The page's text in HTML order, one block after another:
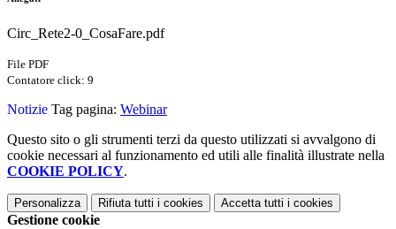
Circ_Rete2-0_CosaFare.pdf
File PDF
Contatore click: 9
Notizie Tag pagina: Webinar
Questo sito o gli strumenti terzi da questo utilizzati si avvalgono di
cookie necessari al funzionamento ed utili alle finalità illustrate nella
COOKIE POLICY.
Personalizza Rifiuta tutti i cookies Accetta tutti i cookies
Gestione cookie